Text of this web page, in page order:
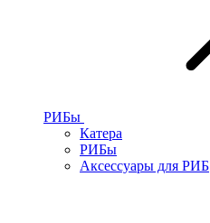
РИБы
Катера
РИБы
Аксессуары для РИБ